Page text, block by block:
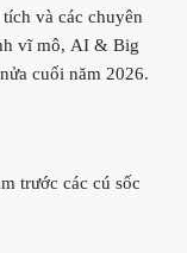
và các chuyên
vĩ mô, AI & Big
cuối năm 2026.
trước các cú sốc